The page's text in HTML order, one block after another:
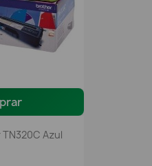
Azul